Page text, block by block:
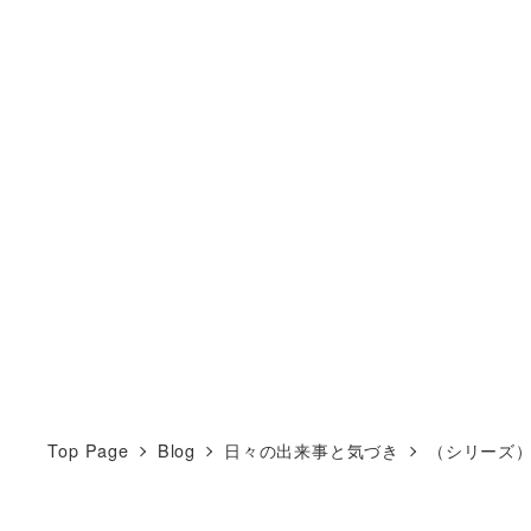
Top Page Blog 日々の出来事と気づき （シリーズ